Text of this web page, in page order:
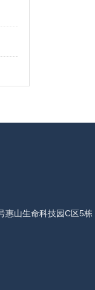
惠山生命科技园C区5栋